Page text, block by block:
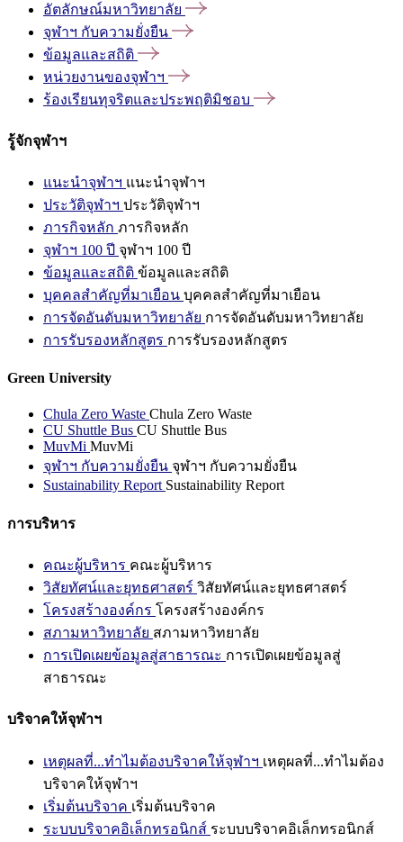
อัตลักษณ์มหาวิทยาลัย
จุฬาฯ กับความยั่งยืน
ข้อมูลและสถิติ
หน่วยงานของจุฬาฯ
ร้องเรียนทุจริตและประพฤติมิชอบ
รู้จักจุฬาฯ
แนะนำจุฬาฯ แนะนำจุฬาฯ
ประวัติจุฬาฯ ประวัติจุฬาฯ
ภารกิจหลัก ภารกิจหลัก
จุฬาฯ 100 ปี จุฬาฯ 100 ปี
ข้อมูลและสถิติ ข้อมูลและสถิติ
บุคคลสำคัญที่มาเยือน บุคคลสำคัญที่มาเยือน
การจัดอันดับมหาวิทยาลัย การจัดอันดับมหาวิทยาลัย
การรับรองหลักสูตร การรับรองหลักสูตร
Green University
Chula Zero Waste Chula Zero Waste
CU Shuttle Bus CU Shuttle Bus
MuvMi MuvMi
จุฬาฯ กับความยั่งยืน จุฬาฯ กับความยั่งยืน
Sustainability Report Sustainability Report
การบริหาร
คณะผู้บริหาร คณะผู้บริหาร
วิสัยทัศน์และยุทธศาสตร์ วิสัยทัศน์และยุทธศาสตร์
โครงสร้างองค์กร โครงสร้างองค์กร
สภามหาวิทยาลัย สภามหาวิทยาลัย
การเปิดเผยข้อมูลสู่สาธารณะ การเปิดเผยข้อมูลสู่
สาธารณะ
บริจาคให้จุฬาฯ
เหตุผลที่...ทำไมต้องบริจาคให้จุฬาฯ เหตุผลที่...ทำไมต้อง
บริจาคให้จุฬาฯ
เริ่มต้นบริจาค เริ่มต้นบริจาค
ระบบบริจาคอิเล็กทรอนิกส์ ระบบบริจาคอิเล็กทรอนิกส์